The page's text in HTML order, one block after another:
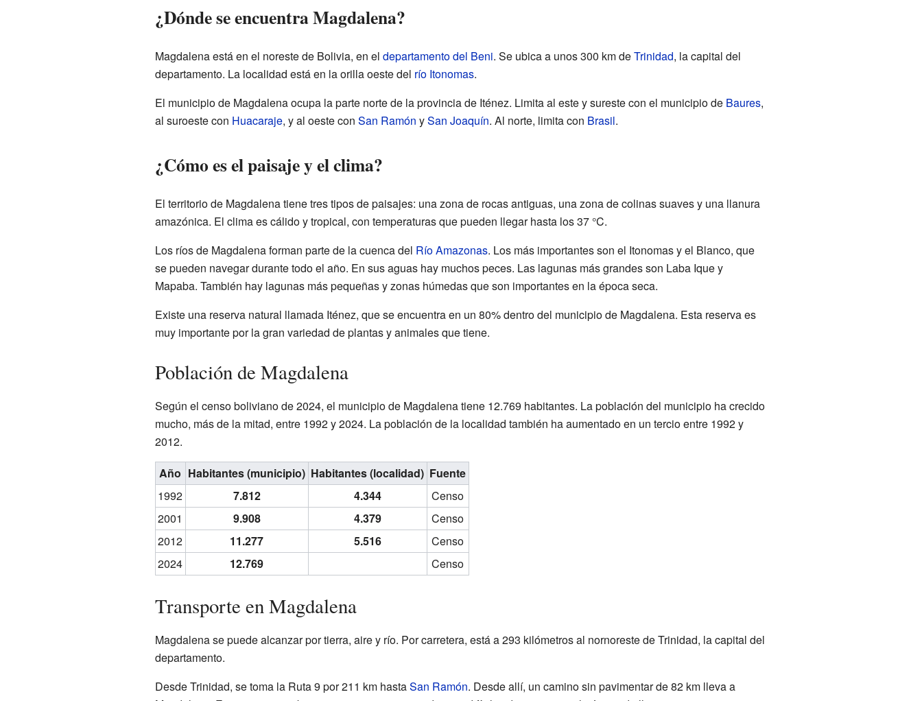
¿Dónde se encuentra Magdalena?
Magdalena está en el noreste de Bolivia, en el departamento del Beni. Se ubica a unos 300 km deTrinidad, la capital del
departamento. La localidad está en la orilla oeste del río Itonomas.
El municipio de Magdalena ocupa la parte norte de la provincia de Iténez. Limita al este y sureste con el municipio de Baures,
al suroeste con Huacaraje, y al oeste con San Ramón ySan Joaquín. Al norte, limita con Brasil.
¿Cómo es el paisaje y el clima?
El territorio de Magdalena tiene tres tipos de paisajes: una zona de rocas antiguas, una zona de colinas suaves y una llanura
amazónica. El clima es cálido y tropical, con temperaturas que pueden llegar hasta los 37 °C.
Los ríos de Magdalena forman parte de la cuenca del Río Amazonas. Los más importantes son el Itonomas y el Blanco, que
se pueden navegar durante todo el año. En sus aguas hay muchos peces. Las lagunas más grandes son Laba Ique y
Mapaba. También hay lagunas más pequeñas y zonas húmedas que son importantes en la época seca.
Existe una reserva natural llamada Iténez, que se encuentra en un 80% dentro del municipio de Magdalena. Esta reserva es
muy importante por la gran variedad de plantas y animales que tiene.
Población de Magdalena
Según el censo boliviano de 2024, el municipio de Magdalena tiene 12.769 habitantes. La población del municipio ha crecido
mucho, más de la mitad, entre 1992 y 2024. La población de la localidad también ha aumentado en un tercio entre 1992 y
2012.
Año Habitantes (municipio) Habitantes (localidad) Fuente
1992
7.812 4.344
Censo
2001
9.908 4.379
Censo
2012
11.277 5.516
Censo
2024
12.769 Censo
Transporte en Magdalena
Magdalena se puede alcanzar por tierra, aire y río. Por carretera, está a 293 kilómetros al nornoreste de Trinidad, la capital del
departamento.
Desde Trinidad, se toma la Ruta 9 por 211 km hastaSan Ramón. Desde allí, un camino sin pavimentar de 82 km lleva a